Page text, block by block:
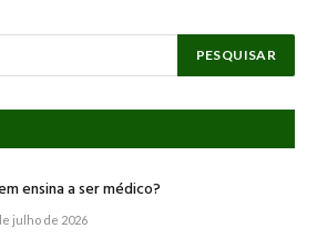
ensina a ser médico?
julho de 2026